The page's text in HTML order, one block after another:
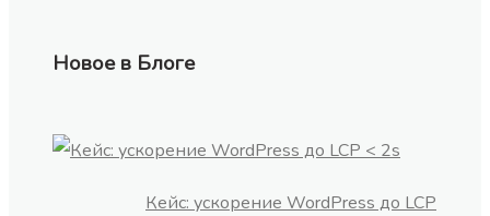
Новое в Блоге
Кейс: ускорение WordPress до LCP